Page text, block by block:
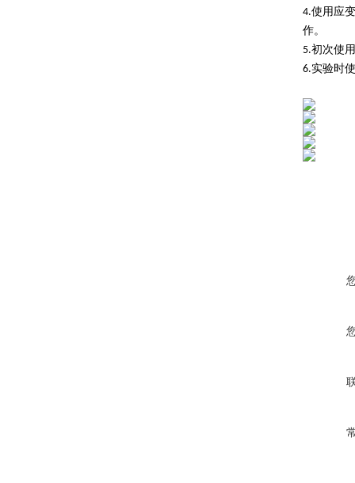
4.使用应
作。
5.初次使
6.实验时